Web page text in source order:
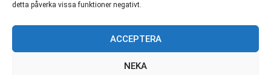
detta påverka vissa funktioner negativt.
ACCEPTERA
NEKA